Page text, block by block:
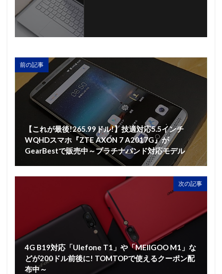
前の記事
【これが最後!265.99ドル!】技適対応5.5インチ
WQHDスマホ『ZTE AXON 7 A2017G』が
GearBestで販売中～プラチナバンド対応モデル
次の記事
4G B19対応「Ulefone T1」や「MEIIGOO M1」な
どが200ドル前後に! TOMTOPで使えるクーポン配
布中～